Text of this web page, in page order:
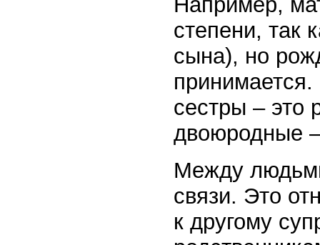
степени, так
сына), но
сестры – это
двоюродные
Между
связи. Это
к другому